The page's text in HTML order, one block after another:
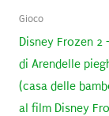
Gioco
Disney Frozen 2
di Arendelle
(casa delle
al film Disney